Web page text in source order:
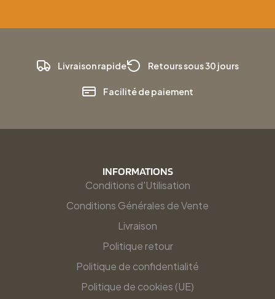
Livraison rapide Retours sous 30 jours
Facilité de paiement
INFORMATIONS
Conditions d'Utilisation
Conditions Générales de Vente
Livraison
Politique retour
Politique de confidentialité
Politique de cookies (UE)